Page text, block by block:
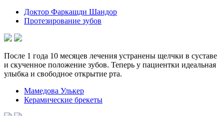
Доктор Фаркашди Шандор
Протезирование зубов
После 1 года 10 месяцев лечения устранены щелчки в суставе
и скученное положение зубов. Теперь у пациентки идеальная
улыбка и свободное открытие рта.
Мамедова Улькер
Керамические брекеты